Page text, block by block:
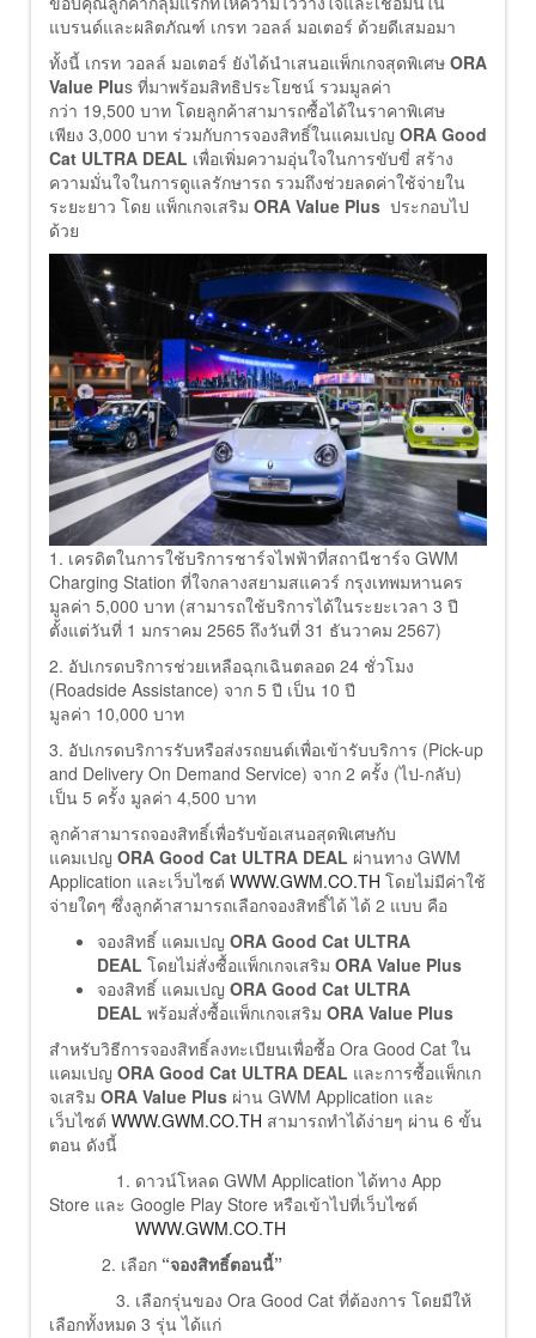
แบรนด์และผลิตภัณฑ์ เกรท วอลล์ มอเตอร์ ด้วยดีเสมอมา
ทั้งนี้ เกรท วอลล์ มอเตอร์ ยังได้นำเสนอแพ็กเกจสุดพิเศษ ORA
Value Plus ที่มาพร้อมสิทธิประโยชน์ รวมมูลค่า
กว่า 19,500 บาท โดยลูกค้าสามารถซื้อได้ในราคาพิเศษ
เพียง 3,000 บาท ร่วมกับการจองสิทธิ์ในแคมเปญ ORA Good
Cat ULTRA DEAL เพื่อเพิ่มความอุ่นใจในการขับขี่ สร้าง
ความมั่นใจในการดูแลรักษารถ รวมถึงช่วยลดค่าใช้จ่ายใน
ระยะยาว โดย แพ็กเกจเสริม ORA Value Plus ประกอบไป
ด้วย
1. เครดิตในการใช้บริการชาร์จไฟฟ้าที่สถานีชาร์จ GWM
Charging Station ที่ใจกลางสยามสแควร์ กรุงเทพมหานคร
มูลค่า 5,000 บาท (สามารถใช้บริการได้ในระยะเวลา 3 ปี
ตั้งแต่วันที่ 1 มกราคม 2565 ถึงวันที่ 31 ธันวาคม 2567)
2. อัปเกรดบริการช่วยเหลือฉุกเฉินตลอด 24 ชั่วโมง
(Roadside Assistance) จาก 5 ปี เป็น 10 ปี
มูลค่า 10,000 บาท
3. อัปเกรดบริการรับหรือส่งรถยนต์เพื่อเข้ารับบริการ (Pick-up
and Delivery On Demand Service) จาก 2 ครั้ง (ไป-กลับ)
เป็น 5 ครั้ง มูลค่า 4,500 บาท
ลูกค้าสามารถจองสิทธิ์เพื่อรับข้อเสนอสุดพิเศษกับ
แคมเปญ ORA Good Cat ULTRA DEAL ผ่านทาง GWM
Application และเว็บไซต์ WWW.GWM.CO.TH โดยไม่มีค่าใช้
จ่ายใดๆ ซึ่งลูกค้าสามารถเลือกจองสิทธิ์ได้ ได้ 2 แบบ คือ
จองสิทธิ์ แคมเปญ ORA Good Cat ULTRA
DEAL โดยไม่สั่งซื้อแพ็กเกจเสริม ORA Value Plus
จองสิทธิ์ แคมเปญ ORA Good Cat ULTRA
DEAL พร้อมสั่งซื้อแพ็กเกจเสริม ORA Value Plus
สำหรับวิธีการจองสิทธิ์ลงทะเบียนเพื่อซื้อ Ora Good Cat ใน
แคมเปญ ORA Good Cat ULTRA DEAL และการซื้อแพ็กเก
จเสริม ORA Value Plus ผ่าน GWM Application และ
เว็บไซต์ WWW.GWM.CO.TH สามารถทำได้ง่ายๆ ผ่าน 6 ขั้น
ตอน ดังนี้
1. ดาวน์โหลด GWM Application ได้ทาง App
Store และ Google Play Store หรือเข้าไปที่เว็บไซต์
WWW.GWM.CO.TH
2. เลือก “จองสิทธิ์ตอนนี้”
3. เลือกรุ่นของ Ora Good Cat ที่ต้องการ โดยมีให้
เลือกทั้งหมด 3 รุ่น ได้แก่